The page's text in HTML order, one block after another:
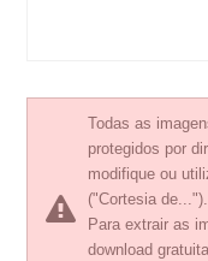
Todas as
protegidos por
modifique ou
("Cortesia de...").
Para extrair as
download